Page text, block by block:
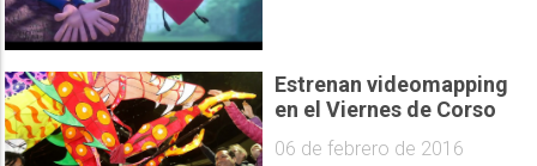
Estrenan videomapping
en el Viernes de Corso
06 de febrero de 2016